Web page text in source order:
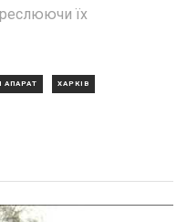
їх
АПАРАТ ХАРКІВ